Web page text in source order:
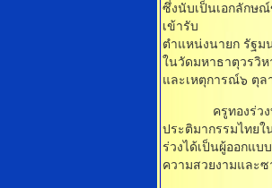
ซึ่งนับเป็นเอกลักษ
เข้ารับ
ตําแหน่งนายก รัฐม
ในวัดมหาธาตุวรวิห
และเหตุการณ์๖ ตุล
ครูทองร่วงบอกเ
ประติมากรรมไทย
ร่วงได้เป็นผู้ออกแ
ความสวยงามและ